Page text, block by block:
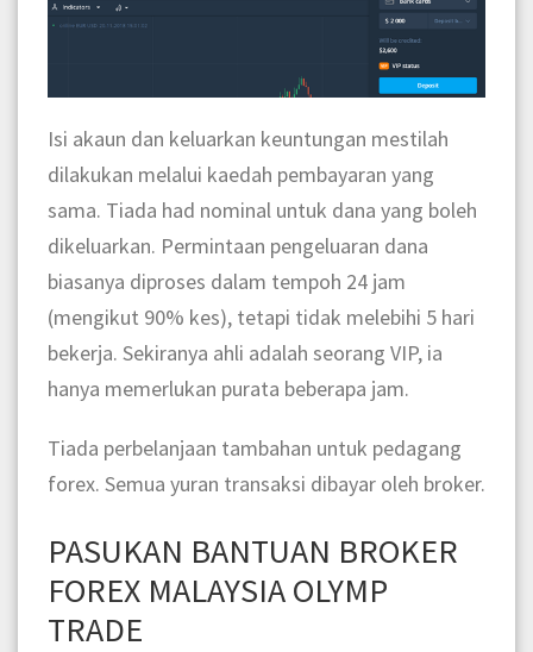
Isi akaun dan keluarkan keuntungan mestilah
dilakukan melalui kaedah pembayaran yang
sama. Tiada had nominal untuk dana yang boleh
dikeluarkan. Permintaan pengeluaran dana
biasanya diproses dalam tempoh 24 jam
(mengikut 90% kes), tetapi tidak melebihi 5 hari
bekerja. Sekiranya ahli adalah seorang VIP, ia
hanya memerlukan purata beberapa jam.
Tiada perbelanjaan tambahan untuk pedagang
forex. Semua yuran transaksi dibayar oleh broker.
PASUKAN BANTUAN BROKER
FOREX MALAYSIA OLYMP
TRADE